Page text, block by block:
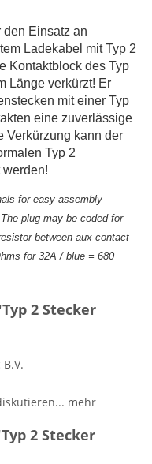
Einsatz an
Ladekabel mit Typ 2
Kontaktblock des Typ
Länge verkürzt! Er
mit einer Typ
eine zuverlässige
Verkürzung kann der
Typ 2
for easy assembly
plug may be coded for
between aux contact
for 32A / blue = 680
2 Stecker
mehr
2 Stecker